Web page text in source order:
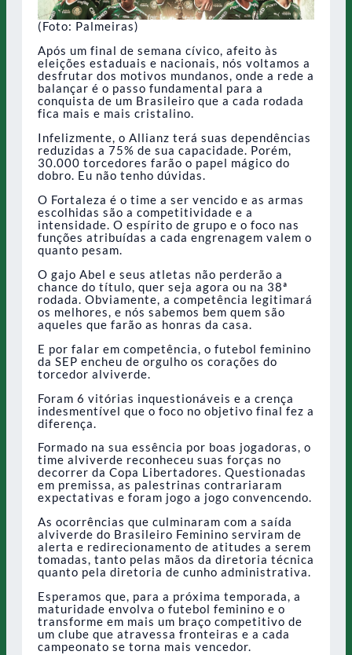
(Foto: Palmeiras)
Após um final de semana cívico, afeito às
eleições estaduais e nacionais, nós voltamos a
desfrutar dos motivos mundanos, onde a rede a
balançar é o passo fundamental para a
conquista de um Brasileiro que a cada rodada
fica mais e mais cristalino.
Infelizmente, o Allianz terá suas dependências
reduzidas a 75% de sua capacidade. Porém,
30.000 torcedores farão o papel mágico do
dobro. Eu não tenho dúvidas.
O Fortaleza é o time a ser vencido e as armas
escolhidas são a competitividade e a
intensidade. O espírito de grupo e o foco nas
funções atribuídas a cada engrenagem valem o
quanto pesam.
O gajo Abel e seus atletas não perderão a
chance do título, quer seja agora ou na 38ª
rodada. Obviamente, a competência legitimará
os melhores, e nós sabemos bem quem são
aqueles que farão as honras da casa.
E por falar em competência, o futebol feminino
da SEP encheu de orgulho os corações do
torcedor alviverde.
Foram 6 vitórias inquestionáveis e a crença
indesmentível que o foco no objetivo final fez a
diferença.
Formado na sua essência por boas jogadoras, o
time alviverde reconheceu suas forças no
decorrer da Copa Libertadores. Questionadas
em premissa, as palestrinas contrariaram
expectativas e foram jogo a jogo convencendo.
As ocorrências que culminaram com a saída
alviverde do Brasileiro Feminino serviram de
alerta e redirecionamento de atitudes a serem
tomadas, tanto pelas mãos da diretoria técnica
quanto pela diretoria de cunho administrativa.
Esperamos que, para a próxima temporada, a
maturidade envolva o futebol feminino e o
transforme em mais um braço competitivo de
um clube que atravessa fronteiras e a cada
campeonato se torna mais vencedor.